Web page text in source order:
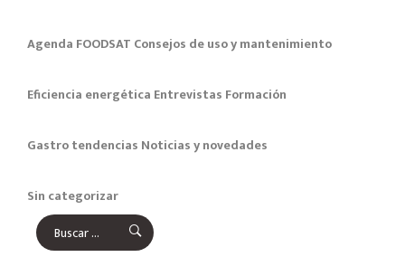
Agenda FOODSAT Consejos de uso y mantenimiento
Eficiencia energética Entrevistas Formación
Gastro tendencias Noticias y novedades
Sin categorizar